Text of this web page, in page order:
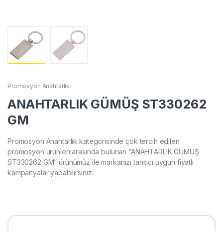
Promosyon Anahtarlık
ANAHTARLIK GÜMÜŞ ST330262
GM
Promosyon Anahtarlık kategorisinde çok tercih edilen
promosyon ürünleri arasında bulunan “ANAHTARLIK GÜMÜŞ
ST330262 GM” ürünümüz ile markanızı tanıtıcı uygun fiyatlı
kampanyalar yapabilirsiniz.